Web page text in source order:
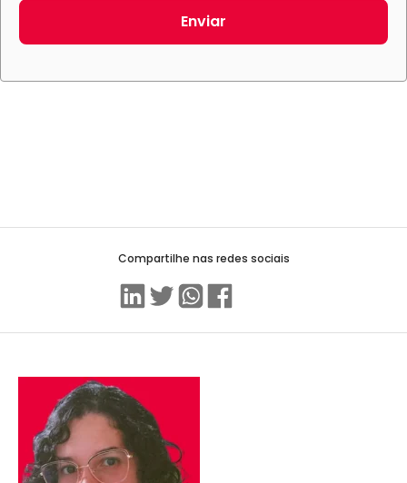
Enviar
Compartilhe nas redes sociais
LinkedinTwitterWhatsApp
Facebook